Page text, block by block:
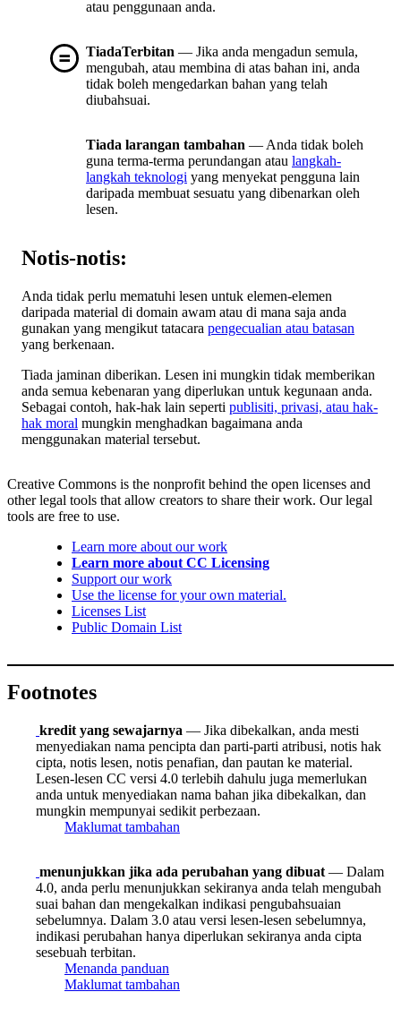
atau penggunaan anda.
TiadaTerbitan — Jika anda mengadun semula,
mengubah, atau membina di atas bahan ini, anda
tidak boleh mengedarkan bahan yang telah
diubahsuai.
Tiada larangan tambahan — Anda tidak boleh
guna terma-terma perundangan atau langkah-
langkah teknologi yang menyekat pengguna lain
daripada membuat sesuatu yang dibenarkan oleh
lesen.
Notis-notis:
Anda tidak perlu mematuhi lesen untuk elemen-elemen
daripada material di domain awam atau di mana saja anda
gunakan yang mengikut tatacara pengecualian atau batasan
yang berkenaan.
Tiada jaminan diberikan. Lesen ini mungkin tidak memberikan
anda semua kebenaran yang diperlukan untuk kegunaan anda.
Sebagai contoh, hak-hak lain seperti publisiti, privasi, atau hak-
hak moral mungkin menghadkan bagaimana anda
menggunakan material tersebut.
Creative Commons is the nonprofit behind the open licenses and
other legal tools that allow creators to share their work. Our legal
tools are free to use.
Learn more about our work
Learn more about CC Licensing
Support our work
Use the license for your own material.
Licenses List
Public Domain List
Footnotes
kredit yang sewajarnya — Jika dibekalkan, anda mesti
menyediakan nama pencipta dan parti-parti atribusi, notis hak
cipta, notis lesen, notis penafian, dan pautan ke material.
Lesen-lesen CC versi 4.0 terlebih dahulu juga memerlukan
anda untuk menyediakan nama bahan jika dibekalkan, dan
mungkin mempunyai sedikit perbezaan.
Maklumat tambahan
menunjukkan jika ada perubahan yang dibuat — Dalam
4.0, anda perlu menunjukkan sekiranya anda telah mengubah
suai bahan dan mengekalkan indikasi pengubahsuaian
sebelumnya. Dalam 3.0 atau versi lesen-lesen sebelumnya,
indikasi perubahan hanya diperlukan sekiranya anda cipta
sesebuah terbitan.
Menanda panduan
Maklumat tambahan